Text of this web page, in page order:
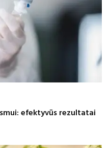
efektyvūs rezultatai